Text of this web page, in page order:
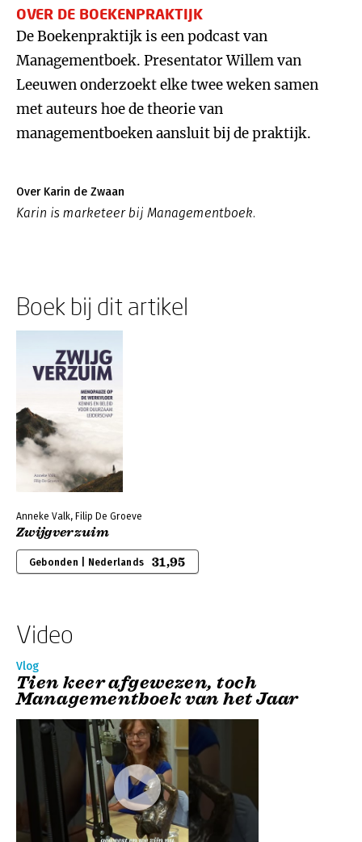
OVER DE BOEKENPRAKTIJK
De Boekenpraktijk is een podcast van
Managementboek. Presentator Willem van
Leeuwen onderzoekt elke twee weken samen
met auteurs hoe de theorie van
managementboeken aansluit bij de praktijk.
Over Karin de Zwaan
Karin is marketeer bij Managementboek.
Boek bij dit artikel
Anneke Valk, Filip De Groeve
Zwijgverzuim
Gebonden | Nederlands 31,95
Video
Vlog
Tien keer afgewezen, toch
Managementboek van het Jaar